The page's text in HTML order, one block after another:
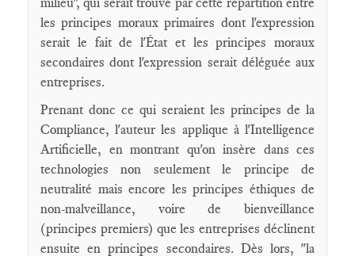
les principes moraux primaires dont l'expression
serait le fait de l'État et les principes moraux
secondaires dont l'expression serait déléguée aux
entreprises.
Prenant donc ce qui seraient les principes de la
Compliance, l'auteur les applique à l'Intelligence
Artificielle, en montrant qu'on insère dans ces
technologies non seulement le principe de
neutralité mais encore les principes éthiques de
non-malveillance, voire de bienveillance
(principes premiers) que les entreprises déclinent
ensuite en principes secondaires. Dès lors, "la